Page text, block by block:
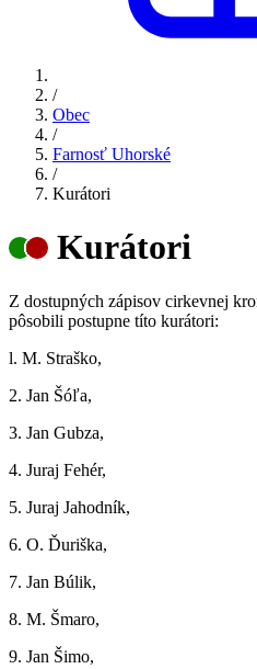
/
Obec
/
Farnosť Uhorské
/
Kurátori
Kurátori
Z dostupných zápisov cirkevnej
pôsobili postupne títo kurátori:
l. M. Straško,
2. Jan Šóľa,
3. Jan Gubza,
4. Juraj Fehér,
5. Juraj Jahodník,
6. O. Ďuriška,
7. Jan Búlik,
8. M. Šmaro,
9. Jan Šimo,